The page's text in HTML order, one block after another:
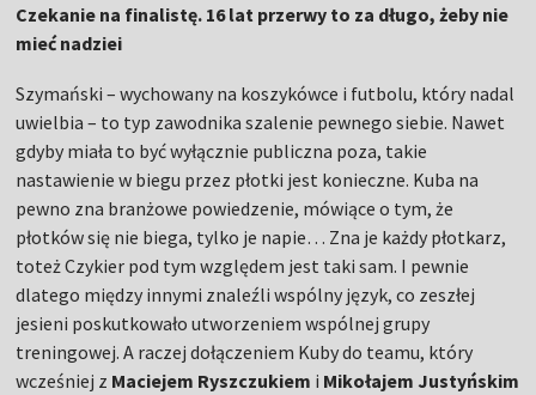
Czekanie na finalistę. 16 lat przerwy to za długo, żeby nie
mieć nadziei
Szymański – wychowany na koszykówce i futbolu, który nadal
uwielbia – to typ zawodnika szalenie pewnego siebie. Nawet
gdyby miała to być wyłącznie publiczna poza, takie
nastawienie w biegu przez płotki jest konieczne. Kuba na
pewno zna branżowe powiedzenie, mówiące o tym, że
płotków się nie biega, tylko je napie… Zna je każdy płotkarz,
toteż Czykier pod tym względem jest taki sam. I pewnie
dlatego między innymi znaleźli wspólny język, co zeszłej
jesieni poskutkowało utworzeniem wspólnej grupy
treningowej. A raczej dołączeniem Kuby do teamu, który
wcześniej z Maciejem Ryszczukiem i Mikołajem Justyńskim